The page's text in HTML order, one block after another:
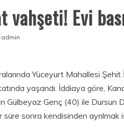
vahşeti! Evi
admin
Yüceyurt Mahallesi
yaşandı. İddiaya göre,
Gülbeyaz Genç (40) ile Dursun
süre sonra kendisinden